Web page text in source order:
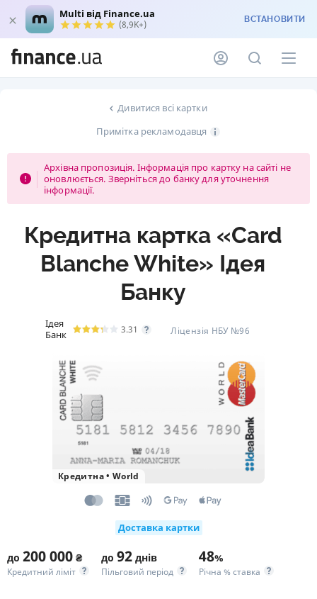
Multi від Finance.ua
(8,9K+) ВСТАНОВИТИ
Дивитися всі картки
Примітка рекламодавця
Архівна пропозиція. Інформація про картку на сайті не
оновлюється. Зверніться до банку для уточнення
інформації.
Кредитна картка «Card
Blanche White» Ідея
Банку
Ідея
Банк
3.31 Ліцензія НБУ №96
Кредитна• World
Доставка картки
до 200 000 ₴
Кредитний ліміт
до 92 днів
Пільговий період
48%
Річна % ставка